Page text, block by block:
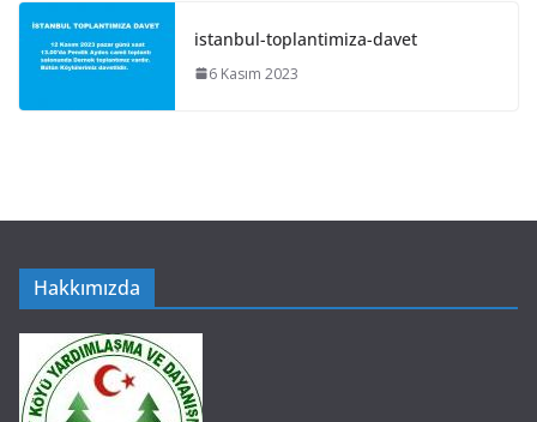
istanbul-toplantimiza-davet
6 Kasım 2023
Hakkımızda